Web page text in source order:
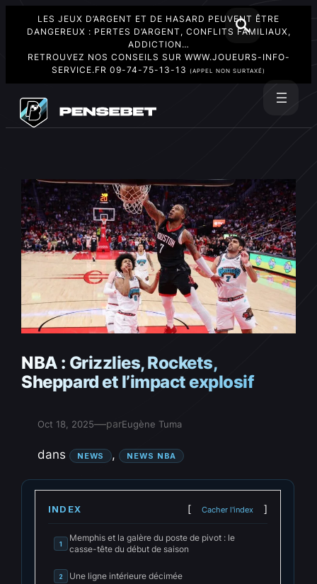
LES JEUX D’ARGENT ET DE HASARD PEUVENT ÊTRE
DANGEREUX : PERTES D’ARGENT, CONFLITS FAMILIAUX,
ADDICTION…
RETROUVEZ NOS CONSEILS SUR WWW.JOUEURS-INFO-
SERVICE.FR 09-74-75-13-13 (APPEL NON SURTAXÉ)
contenu
NBA : Grizzlies, Rockets,
Sheppard et l’impact explosif
Oct 18, 2025—parEugène Tuma
dans NEWS , NEWS NBA
INDEX Cacher l'index
1
Memphis et la galère du poste de pivot : le
casse-tête du début de saison
2 Une ligne intérieure décimée